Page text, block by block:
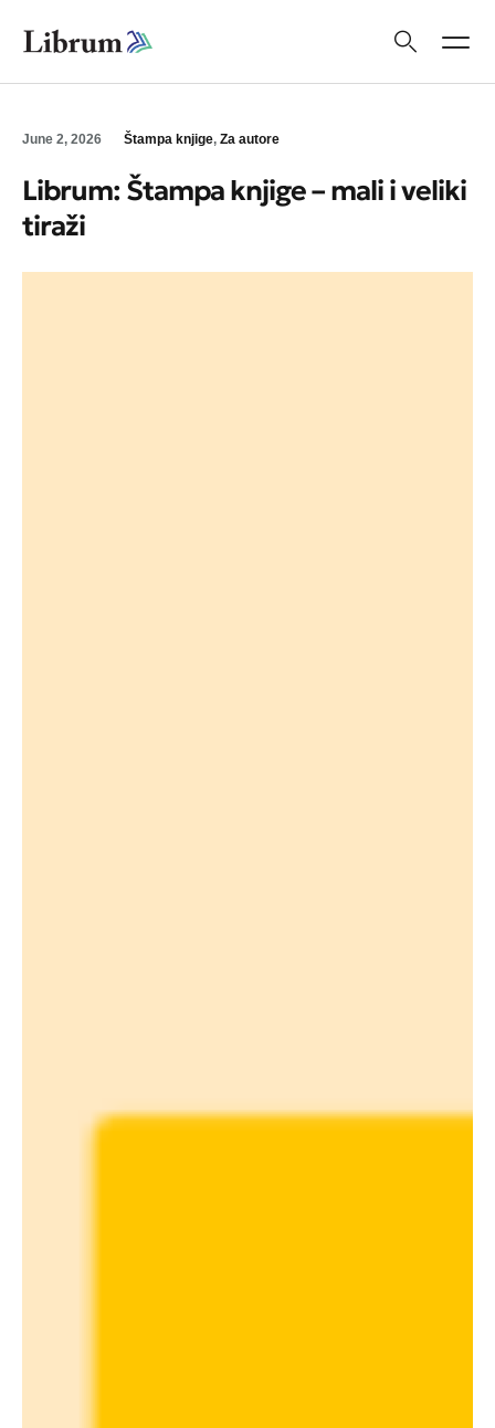
June 2, 2026 Štampa knjige, Za autore
Librum: Štampa knjige – mali i veliki
tiraži